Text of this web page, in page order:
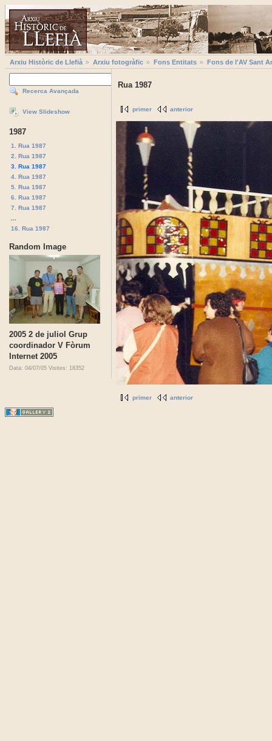
Arxiu Històric de Llefià Arxiu fotogràfic Fons Entitats Fons de l'AV Sant
Recerca Avançada
View Slideshow
1987
1. Rua 1987
2. Rua 1987
3. Rua 1987
4. Rua 1987
5. Rua 1987
6. Rua 1987
7. Rua 1987
16. Rua 1987
Random Image
2005 2 de juliol Grup
coordinador V Fòrum
Internet 2005
Data: 04/07/05 Visites: 18352
Rua 1987
primer anterior
primer anterior